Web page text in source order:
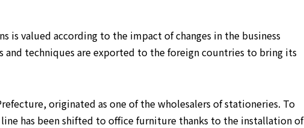
is valued according to the impact of changes in the business
techniques are exported to the foreign countries to bring its
originated as one of the wholesalers of stationeries. To
has been shifted to office furniture thanks to the installation of